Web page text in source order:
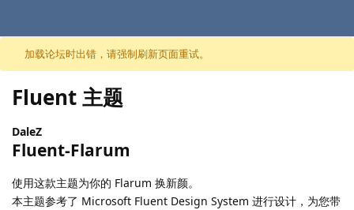
跳至内容
加载论坛时出错，请强制刷新页面重试。
Fluent 主题
DaleZ
Fluent-Flarum
使用这款主题为你的 Flarum 换新颜。
本主题参考了 Microsoft Fluent Design System 进行设计，为您带